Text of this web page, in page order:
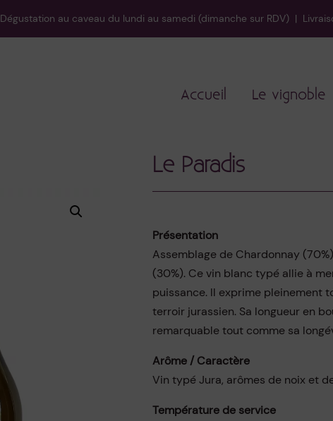
Dégustation au caveau du lundi au samedi (dimanche sur RDV) |
Accueil Le vignoble
Le Paradis
Présentation
Assemblage de Chardonnay
(30%). Ce vin blanc typé allie à
puissance. Il exprime pleinement
terroir jurassien. Sa longueur en
remarquable tout comme sa
Arôme / Caractère
Vin typé Jura, arômes de noix et
Température de service